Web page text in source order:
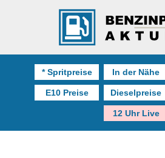
* Spritpreise In der Nähe
E10 Preise Dieselpreise
12 Uhr Live